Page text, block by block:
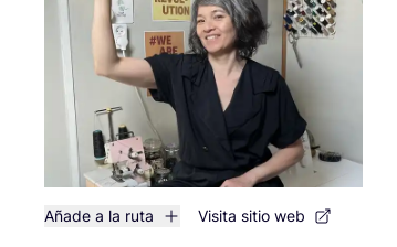
Añade a la ruta Visita sitio web